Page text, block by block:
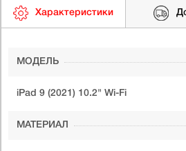
Характеристики
МОДЕЛЬ
iPad 9 (2021) 10.2" Wi-Fi
МАТЕРИАЛ